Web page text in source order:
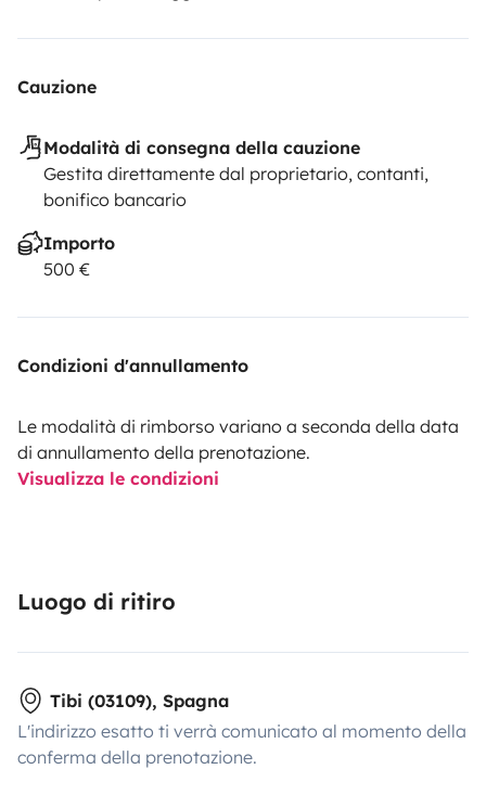
Cauzione
Modalità di consegna della cauzione
Gestita direttamente dal proprietario, contanti,
bonifico bancario
Importo
500 €
Condizioni d'annullamento
Le modalità di rimborso variano a seconda della data
di annullamento della prenotazione.
Visualizza le condizioni
Luogo di ritiro
Tibi (03109), Spagna
L'indirizzo esatto ti verrà comunicato al momento della
conferma della prenotazione.